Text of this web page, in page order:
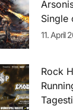
Single
11. April
Rock